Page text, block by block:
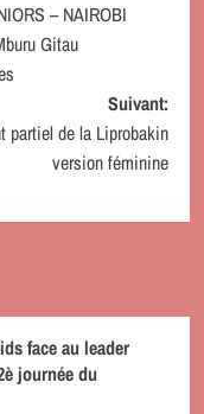
– NAIROBI
Gitau
Suivant:
partiel de la Liprobakin
version féminine
face au leader
journée du